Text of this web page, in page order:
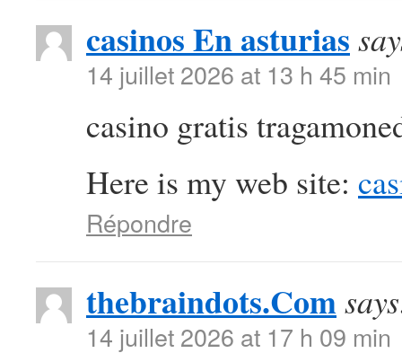
casinos En asturias
14 juillet 2026 at 13 h 45 min
casino gratis
Here is my web site:
Répondre
thebraindots.Com
14 juillet 2026 at 17 h 09 min